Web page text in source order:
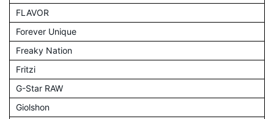
FLAVOR
Forever Unique
Freaky Nation
Fritzi
G-Star RAW
Giolshon